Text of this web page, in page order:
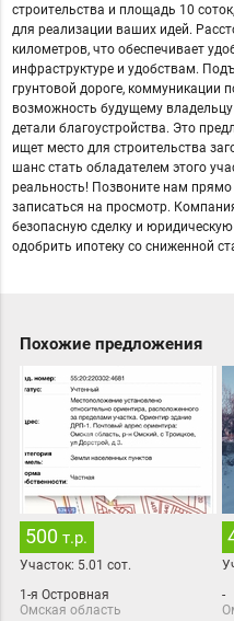
строительства и площадь 10
для реализации ваших идей.
километров, что обеспечивает
инфраструктуре и удобствам.
грунтовой дороге, коммуникации
возможность будущему
детали благоустройства. Это
ищет место для строительства
шанс стать обладателем этого
реальность! Позвоните нам
записаться на просмотр.
безопасную сделку и
одобрить ипотеку со сниженной
Похожие предложения
500 т.р.
Участок: 5.01 сот.
1-я Островная
Омская область
-